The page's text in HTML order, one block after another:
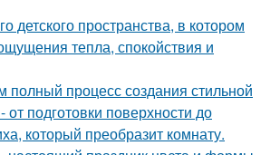
детского пространства, в котором
тепла, спокойствия и
процесс создания стильной
от подготовки поверхности до
который преобразит комнату.